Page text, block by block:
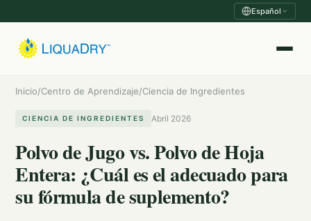
Español
Inicio/Centro de Aprendizaje/Ciencia de Ingredientes
CIENCIA DE INGREDIENTES Abril 2026
Polvo de Jugo vs. Polvo de Hoja
Entera: ¿Cuál es el adecuado para
su fórmula de suplemento?